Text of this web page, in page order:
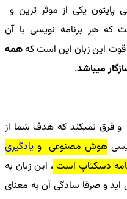
پایتون یکی از موثر ترین و
که هر برنامه نویسی با آن
این زبان این است کههمه
میباشد.
و فرق نمیکند که هدف شما از
هوش مصنوعی و یادگیری
دسکتاپ است، این زبان به
اید و صرفا سادگی آن به معنای